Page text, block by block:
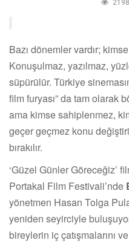
Bazı dönemler vardır;
Konuşulmaz, yazılmaz,
süpürülür. Türkiye
film furyası” da tam olarak
ama kimse sahiplenmez,
geçer geçmez konu
bırakılır.
‘Güzel Günler Göreceğiz’
Portakal Film Festivali’nde
yönetmen Hasan Tolga
yeniden seyirciyle
bireylerin iç çatışmalarını